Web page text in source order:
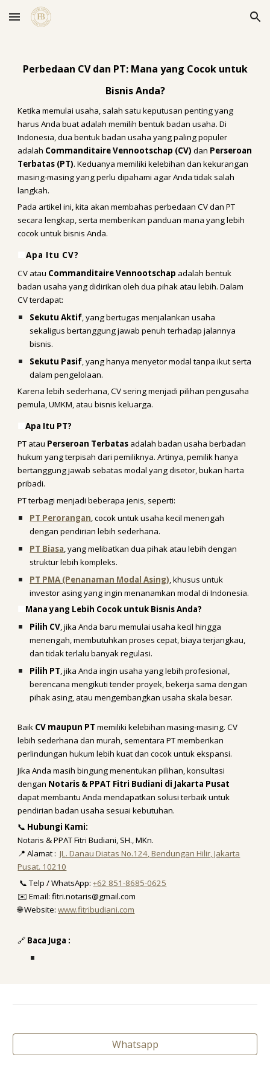
Skip to main content Skip to navigation
Perbedaan CV dan PT: Mana yang Cocok untuk
Bisnis Anda?
Ketika memulai usaha, salah satu keputusan penting yang
harus Anda buat adalah memilih bentuk badan usaha. Di
Indonesia, dua bentuk badan usaha yang paling populer
adalah Commanditaire Vennootschap (CV) dan Perseroan
Terbatas (PT). Keduanya memiliki kelebihan dan kekurangan
masing-masing yang perlu dipahami agar Anda tidak salah
langkah.
Pada artikel ini, kita akan membahas perbedaan CV dan PT
secara lengkap, serta memberikan panduan mana yang lebih
cocok untuk bisnis Anda.
🟩Apa Itu CV?
CV atau Commanditaire Vennootschap adalah bentuk
badan usaha yang didirikan oleh dua pihak atau lebih. Dalam
CV terdapat:
Sekutu Aktif, yang bertugas menjalankan usaha
sekaligus bertanggung jawab penuh terhadap jalannya
bisnis.
Sekutu Pasif, yang hanya menyetor modal tanpa ikut serta
dalam pengelolaan.
Karena lebih sederhana, CV sering menjadi pilihan pengusaha
pemula, UMKM, atau bisnis keluarga.
🟩Apa Itu PT?
PT atau Perseroan Terbatas adalah badan usaha berbadan
hukum yang terpisah dari pemiliknya. Artinya, pemilik hanya
bertanggung jawab sebatas modal yang disetor, bukan harta
pribadi.
PT terbagi menjadi beberapa jenis, seperti:
PT Perorangan, cocok untuk usaha kecil menengah
dengan pendirian lebih sederhana.
PT Biasa, yang melibatkan dua pihak atau lebih dengan
struktur lebih kompleks.
PT PMA (Penanaman Modal Asing), khusus untuk
investor asing yang ingin menanamkan modal di Indonesia.
Mana yang Lebih Cocok untuk Bisnis Anda?
Pilih CV, jika Anda baru memulai usaha kecil hingga
menengah, membutuhkan proses cepat, biaya terjangkau,
dan tidak terlalu banyak regulasi.
Pilih PT, jika Anda ingin usaha yang lebih profesional,
berencana mengikuti tender proyek, bekerja sama dengan
pihak asing, atau mengembangkan usaha skala besar.
Baik CV maupun PT memiliki kelebihan masing-masing. CV
lebih sederhana dan murah, sementara PT memberikan
perlindungan hukum lebih kuat dan cocok untuk ekspansi.
Jika Anda masih bingung menentukan pilihan, konsultasi
dengan Notaris & PPAT Fitri Budiani di Jakarta Pusat
dapat membantu Anda mendapatkan solusi terbaik untuk
pendirian badan usaha sesuai kebutuhan.
📞 Hubungi Kami:
Notaris & PPAT Fitri Budiani, SH., MKn.
📍 Alamat : JL. Danau Diatas No.124, Bendungan Hilir, Jakarta
Pusat. 10210
📞 Telp / WhatsApp:+62 851-8685-0625
✉️ Email: fitri.notaris@gmail.com
🌐 Website:www.fitribudiani.com
🔗 Baca Juga :
Whatsapp